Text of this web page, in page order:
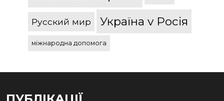
Русский мир Україна v Росія
міжнародна допомога